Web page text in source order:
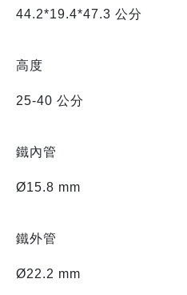
44.2*19.4*47.3 公分
高度
25-40 公分
鐵內管
Ø15.8 mm
鐵外管
Ø22.2 mm